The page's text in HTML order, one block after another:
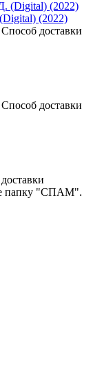
(2022)
доставки
доставки
папку "СПАМ".